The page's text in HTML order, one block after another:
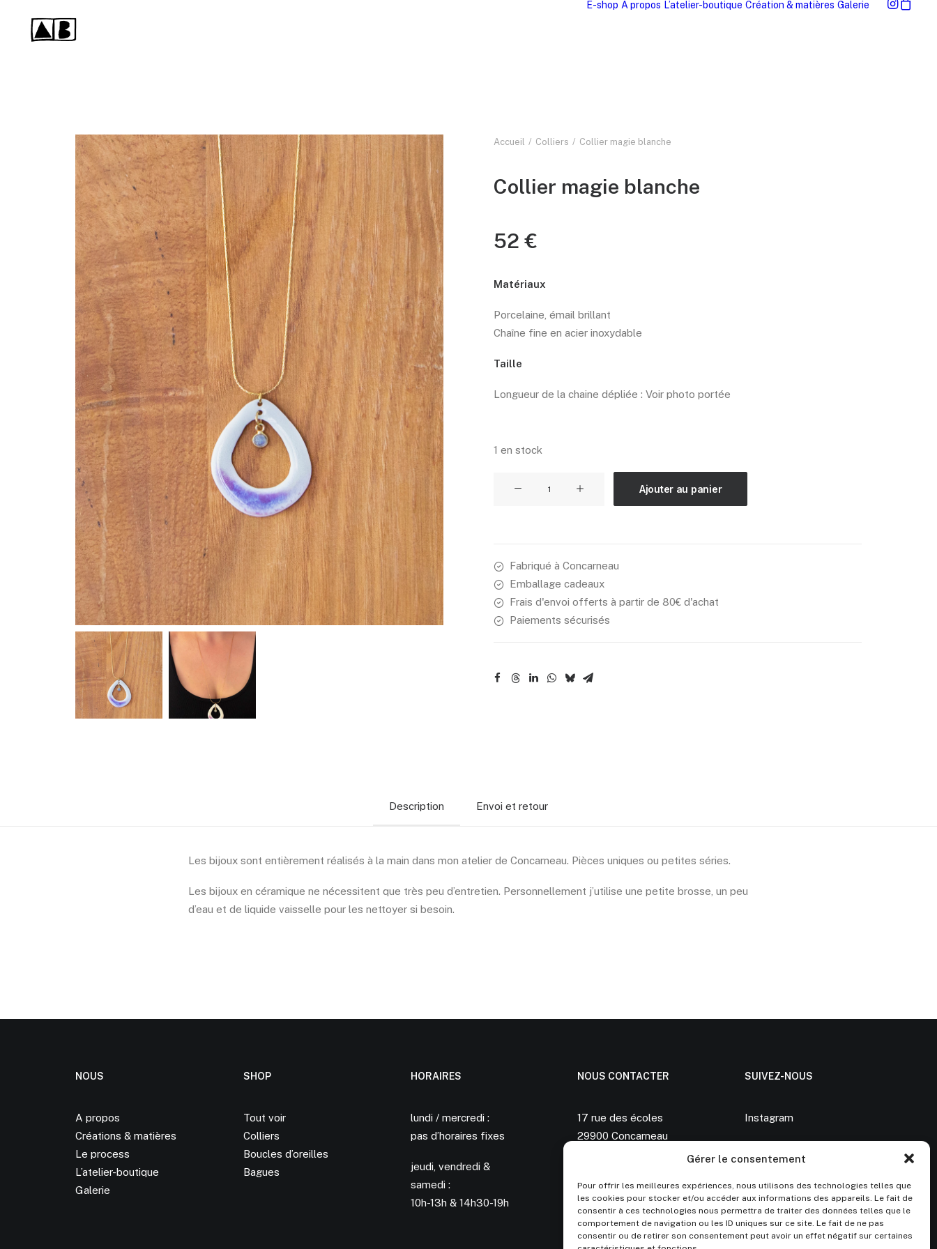
Gérer le consentement
Pour offrir les meilleures expériences, nous utilisons des technologies telles que
les cookies pour stocker et/ou accéder aux informations des appareils. Le fait de
consentir à ces technologies nous permettra de traiter des données telles que le
comportement de navigation ou les ID uniques sur ce site. Le fait de ne pas
consentir ou de retirer son consentement peut avoir un effet négatif sur certaines
E-shop À propos L’atelier-boutique Création & matières Galerie
Accueil Colliers Collier magie blanche
Collier magie blanche
52 €
Matériaux
Porcelaine, émail brillant
Chaîne fine en acier inoxydable
Taille
Longueur de la chaine dépliée : Voir photo portée
1 en stock
Ajouter au panier
Fabriqué à Concarneau
Emballage cadeaux
Frais d'envoi offerts à partir de 80€ d'achat
Paiements sécurisés
Description Envoi et retour
Les bijoux sont entièrement réalisés à la main dans mon atelier de Concarneau. Pièces uniques ou petites séries.
Les bijoux en céramique ne nécessitent que très peu d’entretien. Personnellement j’utilise une petite brosse, un peu
d’eau et de liquide vaisselle pour les nettoyer si besoin.
NOUS
A propos
Créations & matières
Le process
L’atelier-boutique
Galerie
SHOP
Tout voir
Colliers
Boucles d’oreilles
Bagues
HORAIRES
lundi / mercredi :
pas d’horaires fixes
jeudi, vendredi &
samedi :
10h-13h & 14h30-19h
NOUS CONTACTER
17 rue des écoles
29900 Concarneau
aurelie.blanz@gmail.com
SUIVEZ-NOUS
Instagram